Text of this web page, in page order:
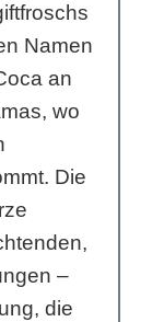
Namen
an
wo
Die
–
die